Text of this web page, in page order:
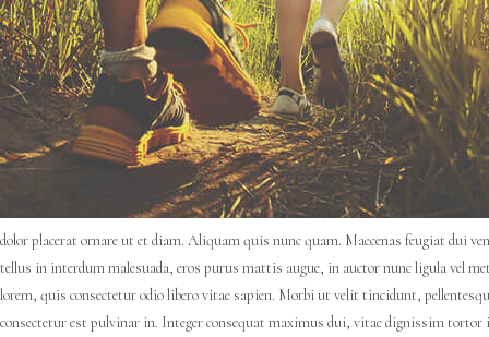
dolor placerat ornare ut et diam. Aliquam quis nunc quam. Maecenas feugiat dui
tellus in interdum malesuada, eros purus mattis augue, in auctor nunc ligula vel
lorem, quis consectetur odio libero vitae sapien. Morbi ut velit tincidunt,
consectetur est pulvinar in. Integer consequat maximus dui, vitae dignissim tortor